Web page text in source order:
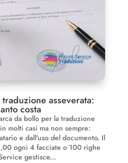
asseverata:
costa
da bollo per la traduzione
molti casi ma non sempre:
e dall'uso del documento. Il
ogni 4 facciate o 100 righe
gestisce...